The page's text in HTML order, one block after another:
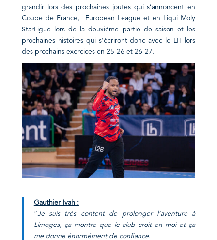
grandir lors des prochaines joutes qui s’annoncent en
Coupe de France, European League et en Liqui Moly
StarLigue lors de la deuxième partie de saison et les
prochaines histoires qui s’écriront donc avec le LH lors
des prochains exercices en 25-26 et 26-27.
Gauthier Ivah :
“Je suis très content de prolonger l’aventure à
Limoges, ça montre que le club croit en moi et ça
me donne énormément de confiance.